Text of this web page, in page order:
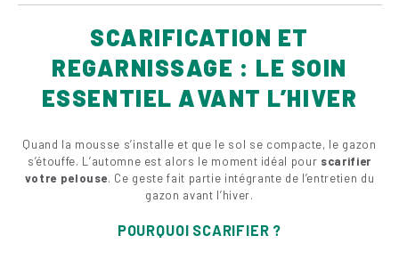
SCARIFICATION ET
REGARNISSAGE : LE SOIN
ESSENTIEL AVANT L’HIVER
Quand la mousse s’installe et que le sol se compacte, le gazon
s’étouffe. L’automne est alors le moment idéal pour scarifier
votre pelouse. Ce geste fait partie intégrante de l’entretien du
gazon avant l’hiver.
POURQUOI SCARIFIER ?